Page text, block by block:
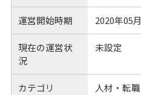
運営開始時期 2020年05月
現在の運営状
況
未設定
カテゴリ 人材・転職